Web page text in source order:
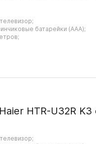
батарейки (AAA);
HTR-U32R